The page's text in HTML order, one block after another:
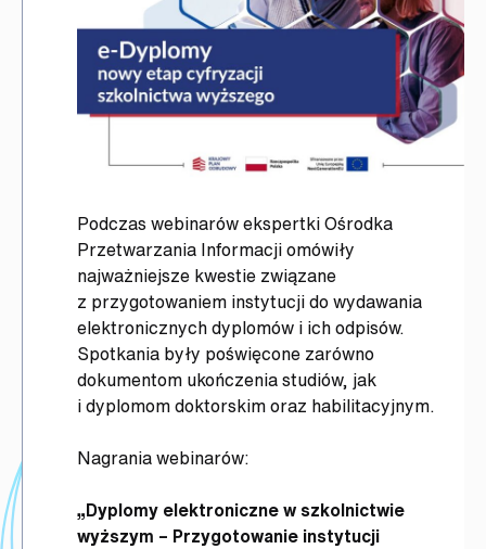
Podczas webinarów ekspertki Ośrodka
Przetwarzania Informacji omówiły
najważniejsze kwestie związane
z przygotowaniem instytucji do wydawania
elektronicznych dyplomów i ich odpisów.
Spotkania były poświęcone zarówno
dokumentom ukończenia studiów, jak
i dyplomom doktorskim oraz habilitacyjnym.
Nagrania webinarów:
„Dyplomy elektroniczne w szkolnictwie
wyższym – Przygotowanie instytucji